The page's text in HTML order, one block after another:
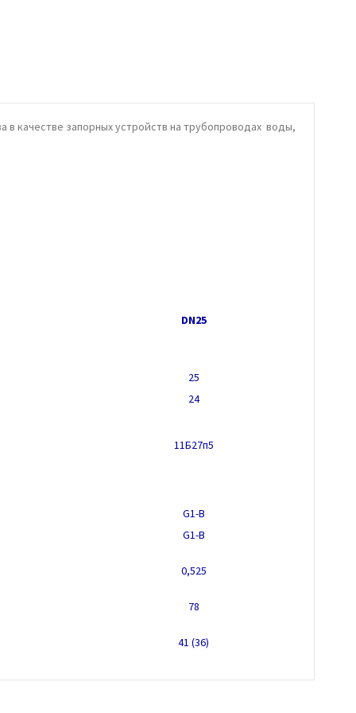
качестве запорных устройств на трубопроводах воды,
DN25
25
24
11Б27п5
G1-B
G1-B
0,525
78
41 (36)